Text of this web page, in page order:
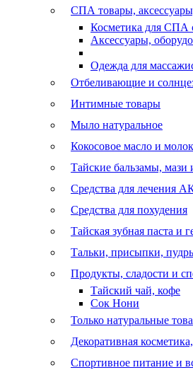
СПА товары,
Косметика для СПА
Аксессуары,
Одежда для
Отбеливающие и
Интимные товары
Мыло натуральное
Кокосовое масло и
Тайские бальзамы, мази
Средства для лечения
Средства для похудения
Тайская зубная паста и
Тальки, присыпки,
Продукты, сладости и
Тайский чай, кофе
Сок Нони
Только натуральные
Декоративная
Спортивное питание и